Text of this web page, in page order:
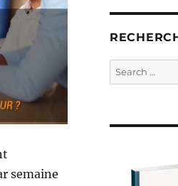
semaine
Search
for: